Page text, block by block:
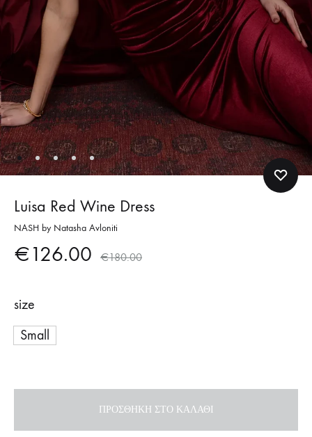
Luisa Red Wine Dress
NASH by Natasha Avloniti
€126.00 €180.00
size
Small
ΠΡΟΣΘΉΚΗ ΣΤΟ ΚΑΛΆΘΙ